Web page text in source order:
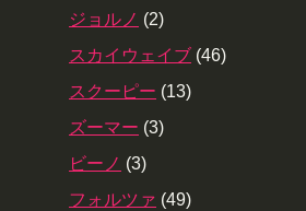
ジョルノ (2)
スカイウェイブ (46)
スクーピー (13)
ズーマー (3)
ビーノ (3)
フォルツァ (49)